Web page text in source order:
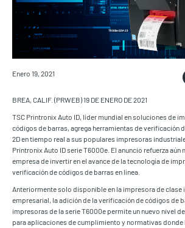
Enero 19, 2021
BREA, CALIF. (PRWEB) 19 DE ENERO DE 2021
TSC Printronix Auto ID, líder mundial en soluciones de
códigos de barras, agrega herramientas de verificación
2D en tiempo real a sus populares impresoras
Printronix Auto ID serie T6000e. El anuncio refuerza
empresa de invertir en el avance de la tecnología de
verificación de códigos de barras en línea.
Anteriormente solo disponible en la impresora de clase
empresarial, la adición de la verificación de códigos de
impresoras de la serie T6000e permite un nuevo nivel
para aplicaciones de cumplimiento y normativas